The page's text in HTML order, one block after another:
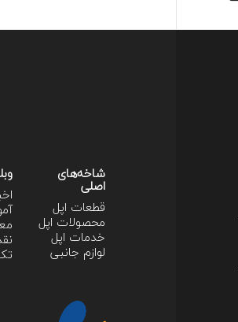
شاخه‌های
اصلی
قطعات اپل
محصولات اپل
خدمات اپل
لوازم جانبی